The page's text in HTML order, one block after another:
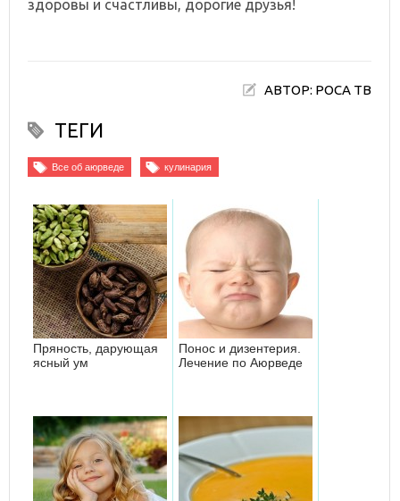
здоровы и счастливы, дорогие друзья!
АВТОР: РОСА ТВ
ТЕГИ
Все об аюрведе кулинария
Пряность, дарующая
ясный ум
Понос и дизентерия.
Лечение по Аюрведе